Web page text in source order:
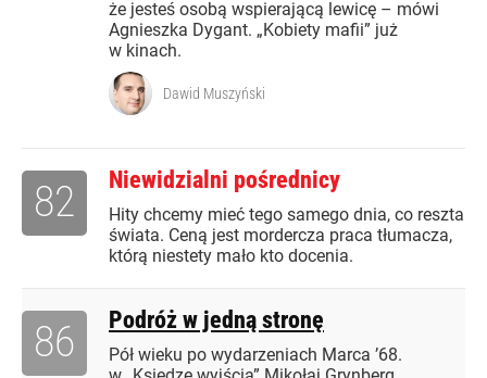
że jesteś osobą wspierającą lewicę – mówi
Agnieszka Dygant. „Kobiety mafii” już
w kinach.
Dawid Muszyński
Niewidzialni pośrednicy
Hity chcemy mieć tego samego dnia, co reszta
świata. Ceną jest mordercza praca tłumacza,
którą niestety mało kto docenia.
82
Podróż w jedną stronę
Pół wieku po wydarzeniach Marca ’68.
86